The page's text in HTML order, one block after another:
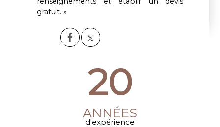
gratuit. »
20
ANNÉES
d'expérience